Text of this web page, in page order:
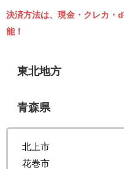
決済方法は、現金・クレカ
能！
東北地方
青森県
北上市
花巻市